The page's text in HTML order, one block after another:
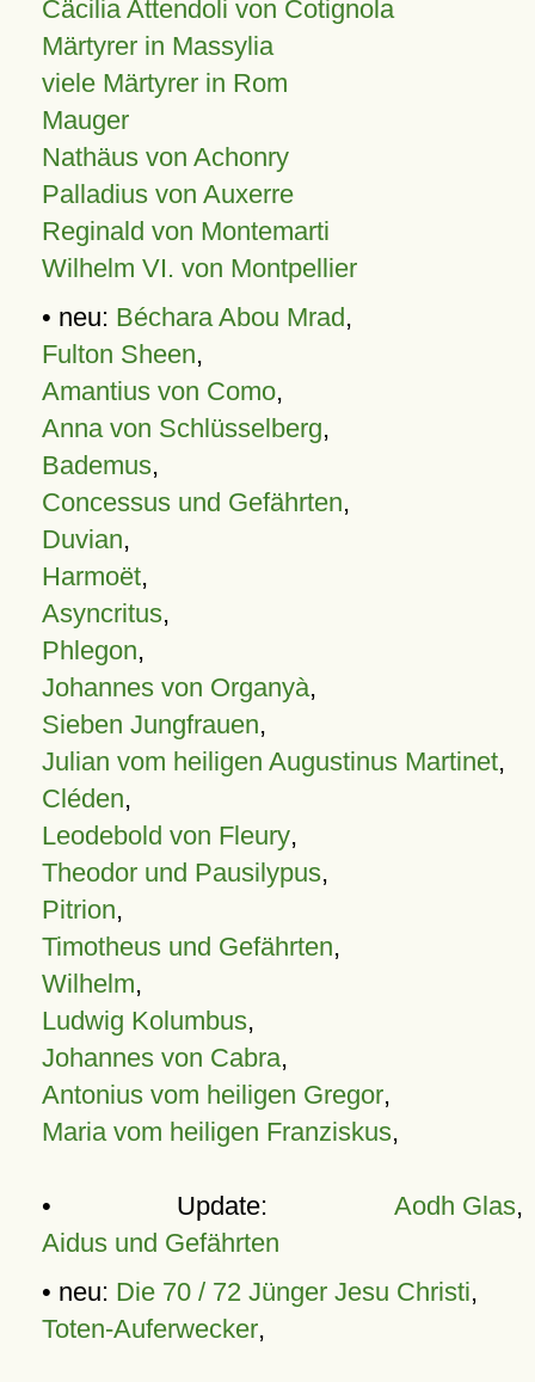
Cäcilia Attendoli von Cotignola
Märtyrer in Massylia
viele Märtyrer in Rom
Mauger
Nathäus von Achonry
Palladius von Auxerre
Reginald von Montemarti
Wilhelm VI. von Montpellier
• neu: Béchara Abou Mrad,
Fulton Sheen,
Amantius von Como,
Anna von Schlüsselberg,
Bademus,
Concessus und Gefährten,
Duvian,
Harmoët,
Asyncritus,
Phlegon,
Johannes von Organyà,
Sieben Jungfrauen,
Julian vom heiligen Augustinus Martinet,
Cléden,
Leodebold von Fleury,
Theodor und Pausilypus,
Pitrion,
Timotheus und Gefährten,
Wilhelm,
Ludwig Kolumbus,
Johannes von Cabra,
Antonius vom heiligen Gregor,
Maria vom heiligen Franziskus,
• Update: Aodh Glas,
Aidus und Gefährten
• neu: Die 70 / 72 Jünger Jesu Christi,
Toten-Auferwecker,